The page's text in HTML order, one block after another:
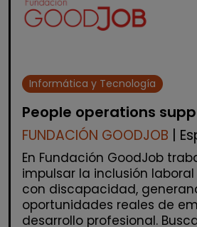
Informática y Tecnología
People operations
FUNDACIÓN GOODJOB |
En Fundación GoodJob
impulsar la inclusión
con discapacidad,
oportunidades reales de
desarrollo profesional.